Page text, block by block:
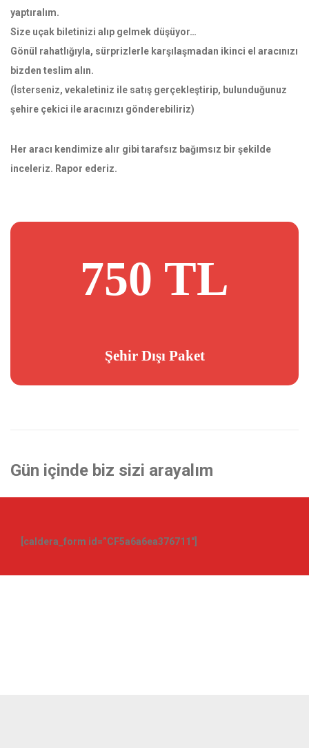
yaptıralım.
Size uçak biletinizi alıp gelmek düşüyor…
Gönül rahatlığıyla, sürprizlerle karşılaşmadan ikinci el aracınızı
bizden teslim alın.
(İsterseniz, vekaletiniz ile satış gerçekleştirip, bulunduğunuz
şehire çekici ile aracınızı gönderebiliriz)
Her aracı kendimize alır gibi tarafsız bağımsız bir şekilde
inceleriz. Rapor ederiz.
750 TL
Şehir Dışı Paket
Gün içinde biz sizi arayalım
[caldera_form id=”CF5a6a6ea376711″]